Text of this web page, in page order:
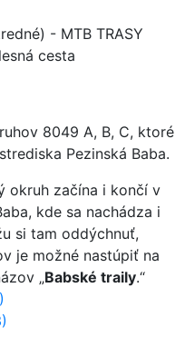
- MTB TRASY
cesta
8049 A, B, C, ktoré
Pezinská Baba.
okruh začína i končí v
kde sa nachádza i
si tam oddýchnuť,
je možné nastúpiť na
„Babské traily.“